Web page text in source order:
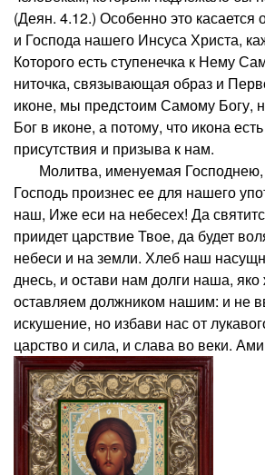
(Деян. 4.12.) Особенно это касается
и Господа нашего Инсуса Христа,
Которого есть ступенечка к Нему
ниточка, связывающая образ и
иконе, мы предстоим Самому Богу,
Бог в иконе, а потому, что икона
присутствия и призыва к нам.
Молитва, именуемая Господнею,
Господь произнес ее для нашего
наш, Иже еси на небесех! Да
приидет царствие Твое, да будет
небеси и на земли. Хлеб наш
днесь, и остави нам долги наша,
оставляем должником нашим: и не
искушение, но избави нас от
царство и сила, и слава во веки.